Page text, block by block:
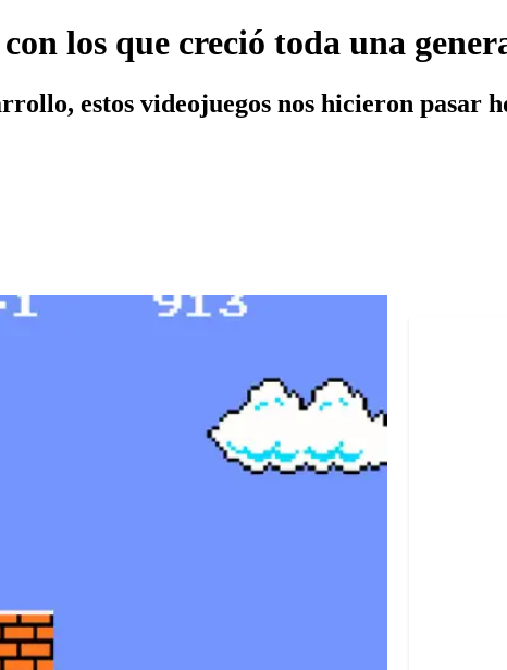
los que creció toda una
estos videojuegos nos hicieron pasar